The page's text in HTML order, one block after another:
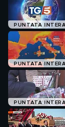
PUNTATA
PUNTATA
PUNTATA